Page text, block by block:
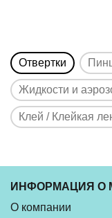
Отвертки
Жидкости и
Клей / Клейкая
ИНФОРМАЦИЯ О
О компании